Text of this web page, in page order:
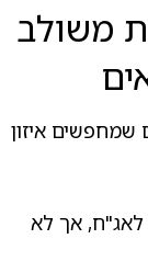
משולב
שמחפשים איזון
לאג"ח, אך לא